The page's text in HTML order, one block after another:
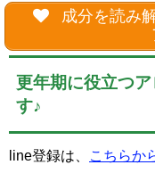
成分を読み
更年期に役立つ
す♪
line登録は、 こちらか